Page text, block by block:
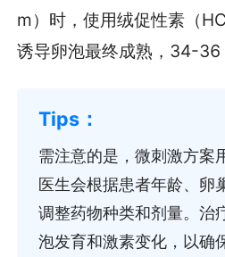
m）时，使用绒促性素（
诱导卵泡最终成熟，34-36
需注意的是，微刺激方案
医生会根据患者年龄、卵
调整药物种类和剂量。治
泡发育和激素变化，以确